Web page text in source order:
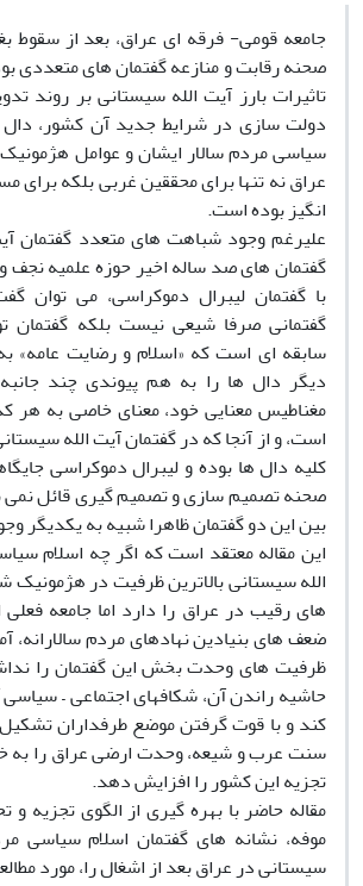
صحنه رقابت و منازعه گفتمان های متعددی
تاثیرات بارز آیت الله سیستانی بر روند
دولت سازی در شرایط جدید آن کشور، دال
سیاسی مردم سالار ایشان و عوامل
عراق نه تنها برای محققین غربی بلکه برای
انگیز بوده است.
علیرغم وجود شباهت های متعدد گفتمان
گفتمان های صد ساله اخیر حوزه علمیه نجف
با گفتمان لیبرال دموکراسی، می توان
گفتمانی صرفا شیعی نیست بلکه گفتمان
سابقه ای است که «اسلام و رضایت عامه»
دیگر دال ها را به هم پیوندی چند
مغناطیس معنایی خود، معنای خاصی به هر
است، و از آنجا که در گفتمان آیت الله
کلیه دال ها بوده و لیبرال دموکراسی
صحنه تصمیم سازی و تصمیم گیری قائل
بین این دو گفتمان ظاهرا شبیه به یکدیگر
این مقاله معتقد است که اگر چه اسلام
الله سیستانی بالاترین ظرفیت در
های رقیب در عراق را دارد اما جامعه
ضعف های بنیادین نهادهای مردم سالارانه،
ظرفیت های وحدت بخش این گفتمان را
حاشیه راندن آن، شکافهای اجتماعی –
کند و با قوت گرفتن موضع طرفداران
سنت عرب و شیعه، وحدت ارضی عراق را به
تجزیه این کشور را افزایش دهد.
مقاله حاضر با بهره گیری از الگوی تجزیه و
موفه، نشانه های گفتمان اسلام سیاسی
سیستانی در عراق بعد از اشغال را، مورد